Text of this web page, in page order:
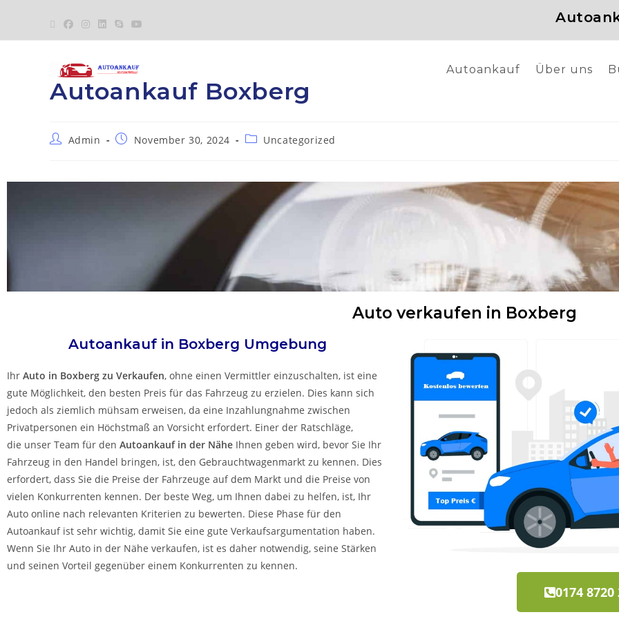
Autoankauf Über uns
Autoankauf Boxberg
Admin November 30, 2024 Uncategorized
Auto verkaufen in Boxberg
Autoankauf in Boxberg Umgebung
Ihr Auto in Boxberg zu Verkaufen, ohne einen Vermittler einzuschalten, ist eine
gute Möglichkeit, den besten Preis für das Fahrzeug zu erzielen. Dies kann sich
jedoch als ziemlich mühsam erweisen, da eine Inzahlungnahme zwischen
Privatpersonen ein Höchstmaß an Vorsicht erfordert. Einer der Ratschläge,
die unser Team für den Autoankauf in der Nähe Ihnen geben wird, bevor Sie Ihr
Fahrzeug in den Handel bringen, ist, den Gebrauchtwagenmarkt zu kennen. Dies
erfordert, dass Sie die Preise der Fahrzeuge auf dem Markt und die Preise von
vielen Konkurrenten kennen. Der beste Weg, um Ihnen dabei zu helfen, ist, Ihr
Auto online nach relevanten Kriterien zu bewerten. Diese Phase für den
Autoankauf ist sehr wichtig, damit Sie eine gute Verkaufsargumentation haben.
Wenn Sie Ihr Auto in der Nähe verkaufen, ist es daher notwendig, seine Stärken
und seinen Vorteil gegenüber einem Konkurrenten zu kennen.
0174 8720